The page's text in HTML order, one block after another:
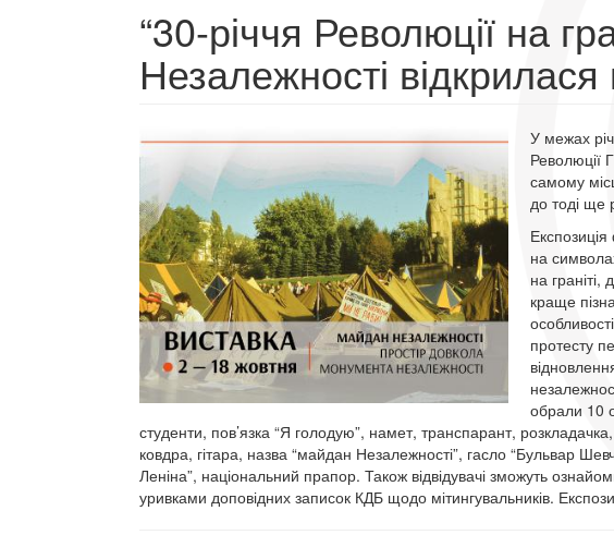
“30-річчя Революції на
Незалежності
У межах
Революції
самому
до тоді ще
на
на граніті,
краще
протесту
обрали 10
студенти, пов’язка “Я голодую”, намет, транспарант,
ковдра, гітара, назва “майдан Незалежності”, гасло “Бульвар
Леніна”, національний прапор. Також відвідувачі зможуть
уривками доповідних записок КДБ щодо мітингувальників.